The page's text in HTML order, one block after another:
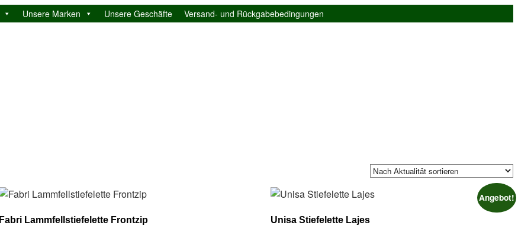
Unsere Marken Unsere Geschäfte Versand- und Rückgabebedingungen
Fabri Lammfellstiefelette Frontzip
Angebot!
Unisa Stiefelette Lajes